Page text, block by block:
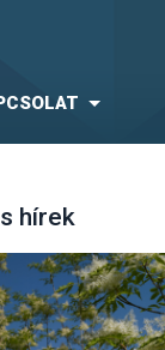
hírek